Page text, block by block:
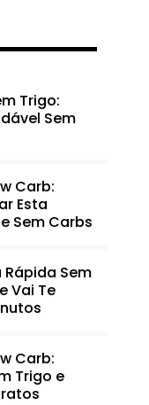
Trigo:
Sem
Carb:
Esta
Sem Carbs
Sem
Vai Te
Carb:
Trigo e